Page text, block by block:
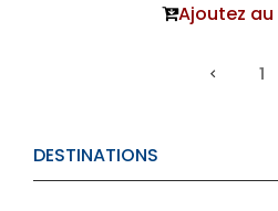
DESTINATIONS
Ajoutez
1